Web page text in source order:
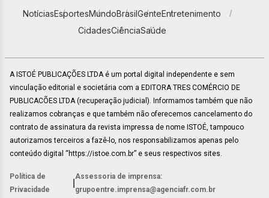
NotíciasEsportesMundoBrasilGenteEntretenimento
CidadesCiênciaSaúde
A ISTOÉ PUBLICAÇÕES LTDA é um portal digital independente e sem
vinculação editorial e societária com a EDITORA TRES COMÉRCIO DE
PUBLICACÕES LTDA (recuperação judicial). Informamos também que não
realizamos cobranças e que também não oferecemos cancelamento do
contrato de assinatura da revista impressa de nome ISTOÉ, tampouco
autorizamos terceiros a fazê-lo, nos responsabilizamos apenas pelo
conteúdo digital “https://istoe.com.br” e seus respectivos sites.
Política de
Privacidade
Assessoria de imprensa:
grupoentre.imprensa@agenciafr.com.br